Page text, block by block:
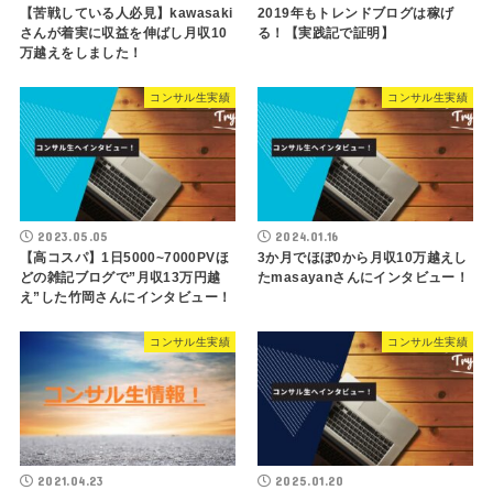
【苦戦している人必見】kawasaki
さんが着実に収益を伸ばし月収10
万越えをしました！
2019年もトレンドブログは稼げ
る！【実践記で証明】
コンサル生実績
2023.05.05
【高コスパ】1日5000~7000PVほ
どの雑記ブログで”月収13万円越
え”した竹岡さんにインタビュー！
コンサル生実績
2024.01.16
3か月でほぼ0から月収10万越えし
たmasayanさんにインタビュー！
コンサル生実績
2021.04.23
コンサル生実績
2025.01.20